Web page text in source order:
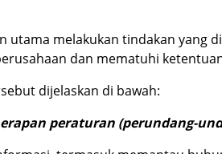
utama melakukan tindakan yang
dan mematuhi
dijelaskan di bawah:
peraturan (perundang-